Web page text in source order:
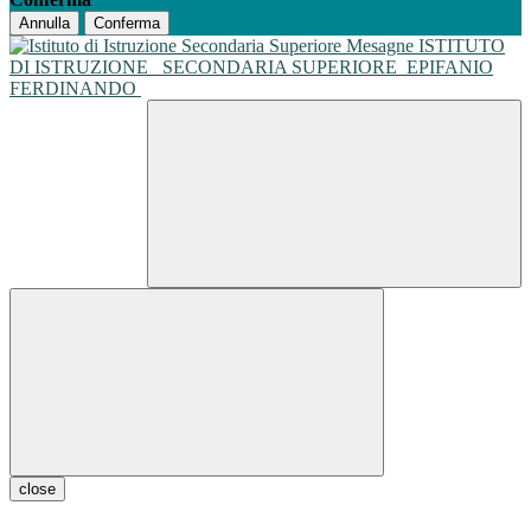
Annulla Conferma
ISTITUTO
DI ISTRUZIONE
SECONDARIA SUPERIORE EPIFANIO
FERDINANDO
close